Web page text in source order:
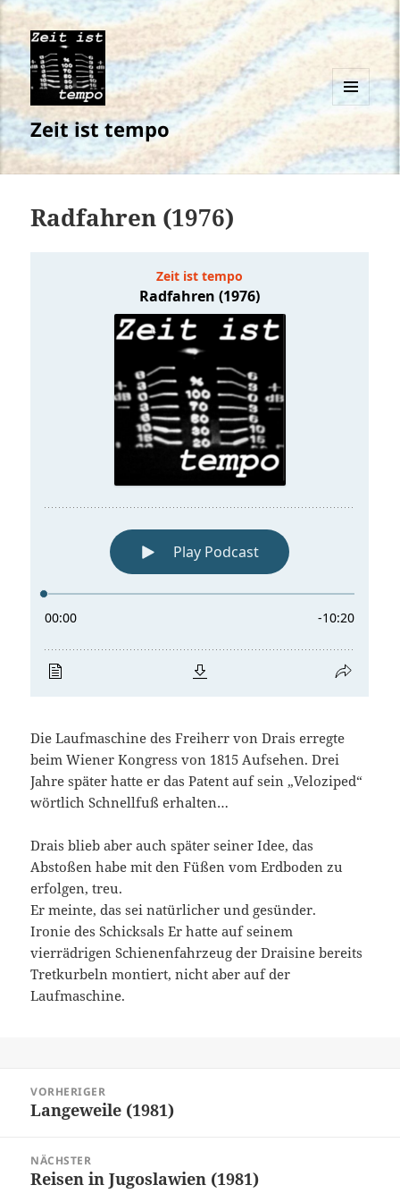
Zeit ist tempo
MENÜ
WIDGETS
Radfahren (1976)
Die Laufmaschine des Freiherr von Drais erregte
beim Wiener Kongress von 1815 Aufsehen. Drei
Jahre später hatte er das Patent auf sein „Veloziped“
wörtlich Schnellfuß erhalten…
Drais blieb aber auch später seiner Idee, das
Abstoßen habe mit den Füßen vom Erdboden zu
erfolgen, treu.
Er meinte, das sei natürlicher und gesünder.
Ironie des Schicksals Er hatte auf seinem
vierrädrigen Schienenfahrzeug der Draisine bereits
Tretkurbeln montiert, nicht aber auf der
Laufmaschine.
VORHERIGER
Vorheriger
Langeweile (1981)
NÄCHSTER
Nächster
Reisen in Jugoslawien (1981)